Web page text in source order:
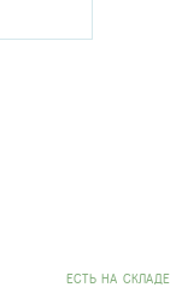
EСТЬ НА СКЛАДЕ